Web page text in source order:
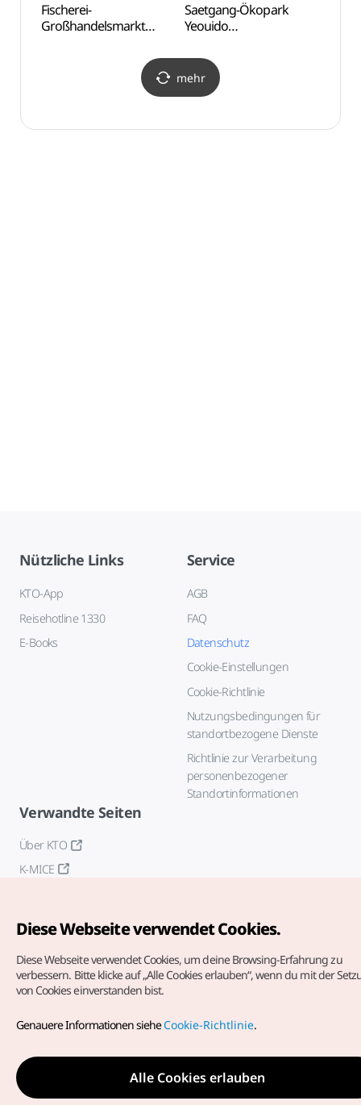
Fischerei-
Großhandelsmarkt
(노량진수산물도매시장)
Saetgang-Ökopark
Yeouido
mehr
Nützliche Links
KTO-App
Reisehotline 1330
E-Books
Service
AGB
FAQ
Datenschutz
Cookie-Einstellungen
Cookie-Richtlinie
Nutzungsbedingungen für
standortbezogene Dienste
Richtlinie zur Verarbeitung
personenbezogener
Standortinformationen
Verwandte Seiten
Über KTO
K-MICE
vorbehalten.
dieoffizielle E-Mail-Adresse
german@knto.or.kr
Diese Webseite verwendet Cookies.
Diese Webseite verwendet Cookies, um deine Browsing-Erfahrung zu
verbessern. Bitte klicke auf „Alle Cookies erlauben“, wenn du mit der
von Cookies einverstanden bist.
Genauere Informationen sieheCookie-Richtlinie.
Alle Cookies erlauben